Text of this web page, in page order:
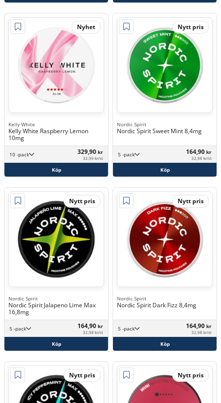
Nyhet
Kelly White
Kelly White Raspberry Lemon
10mg
10 -pack 329,90 kr
32,99 kr/st
Köp
Nytt pris
Nordic Spirit
Nordic Spirit Sweet Mint 8,4mg
5 -pack 164,90 kr
32,98 kr/st
Köp
Nytt pris
Nordic Spirit
Nordic Spirit Jalapeno Lime Max
16,8mg
5 -pack 164,90 kr
32,98 kr/st
Köp
Nytt pris
Nordic Spirit
Nordic Spirit Dark Fizz 8,4mg
5 -pack 164,90 kr
32,98 kr/st
Köp
Nytt pris Nytt pris